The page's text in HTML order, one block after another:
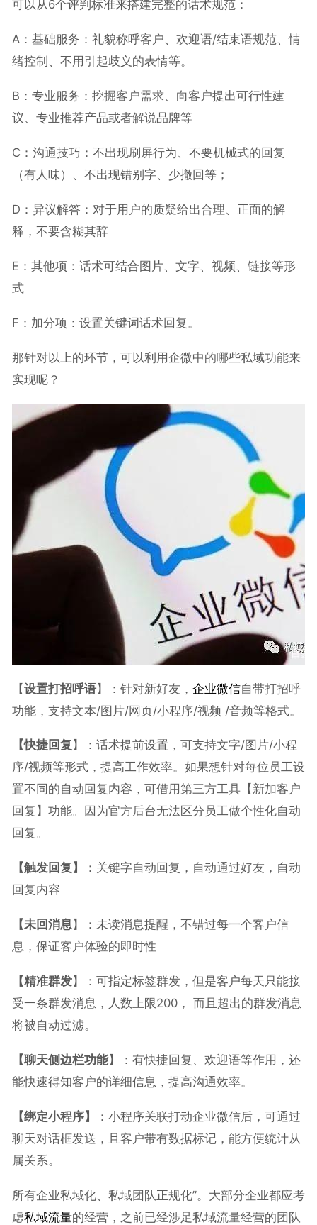
可以从6个评判标准来搭建完整的话术规范：
A：基础服务：礼貌称呼客户、欢迎语/结束语规范、情
绪控制、不用引起歧义的表情等。
B：专业服务：挖掘客户需求、向客户提出可行性建
议、专业推荐产品或者解说品牌等
C：沟通技巧：不出现刷屏行为、不要机械式的回复
（有人味）、不出现错别字、少撤回等；
D：异议解答：对于用户的质疑给出合理、正面的解
释，不要含糊其辞
E：其他项：话术可结合图片、文字、视频、链接等形
式
F：加分项：设置关键词话术回复。
那针对以上的环节，可以利用企微中的哪些私域功能来
实现呢？
【设置打招呼语】：针对新好友， 企业微信自带打招呼
功能，支持文本/图片/网页/小程序/视频 /音频等格式。
【快捷回复 】：话术提前设置，可支持文字/图片/小程
序/视频等形式，提高工作效率。如果想针对每位员工设
置不同的自动回复内容，可借用第三方工具【新加客户
回复】功能。因为官方后台无法区分员工做个性化自动
回复。
【触发回复】
：关键字自动回复，自动通过好友，自动
回复内容
【未回消息】：未读消息提醒，不错过每一个客户信
息，保证客户体验的即时性
【精准群发】：可指定标签群发，但是客户每天只能接
受一条群发消息，人数上限200， 而且超出的群发消息
将被自动过滤。
【聊天侧边栏功能】：有快捷回复、欢迎语等作用，还
能快速得知客户的详细信息，提高沟通效率。
【绑定小程序】
：小程序关联打动企业微信后，可通过
聊天对话框发送，且客户带有数据标记，能方便统计从
属关系。
所有企业私域化、私域团队正规化”。大部分企业都应考
虑私域流量的经营，之前已经涉足私域流量经营的团队